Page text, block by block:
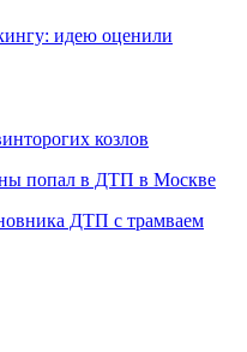
идею оценили
козлов
попал в ДТП в Москве
ДТП с трамваем